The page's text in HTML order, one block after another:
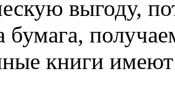
выгоду,
бумага,
книги